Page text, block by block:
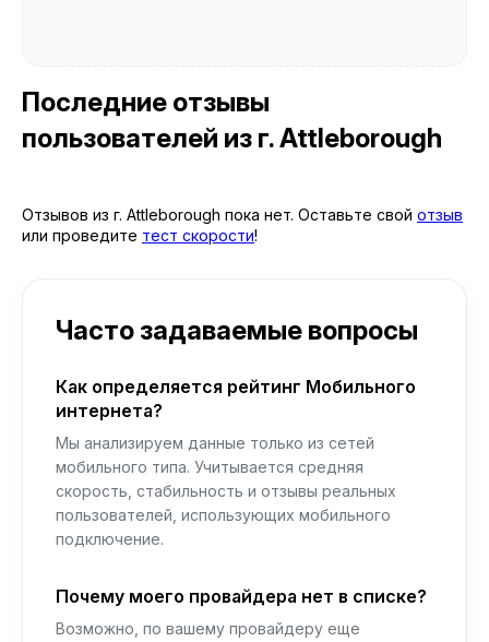
Последние отзывы
пользователей из г. Attleborough
Отзывов из г. Attleborough пока нет. Оставьте свой отзыв
или проведите тест скорости!
Часто задаваемые вопросы
Как определяется рейтинг Мобильного
интернета?
Мы анализируем данные только из сетей
мобильного типа. Учитывается средняя
скорость, стабильность и отзывы реальных
пользователей, использующих мобильного
подключение.
Почему моего провайдера нет в списке?
Возможно, по вашему провайдеру еще